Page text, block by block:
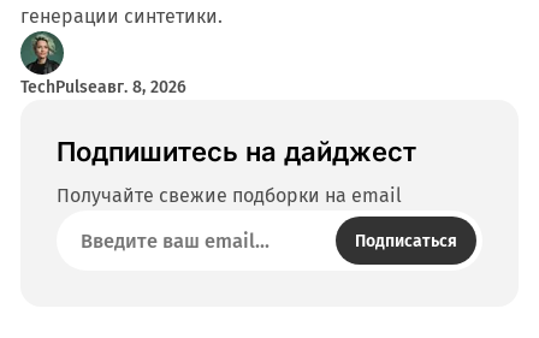
генерации синтетики.
TechPulseавг. 8, 2026
Подпишитесь на дайджест
Получайте свежие подборки на email
Подписаться